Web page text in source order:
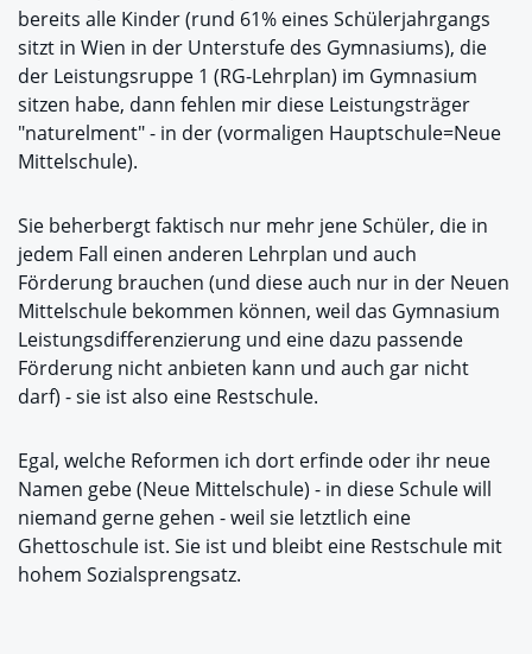
bereits alle Kinder (rund 61% eines Schülerjahrgangs
sitzt in Wien in der Unterstufe des Gymnasiums), die
der Leistungsruppe 1 (RG-Lehrplan) im Gymnasium
sitzen habe, dann fehlen mir diese Leistungsträger
"naturelment" - in der (vormaligen Hauptschule=Neue
Mittelschule).
Sie beherbergt faktisch nur mehr jene Schüler, die in
jedem Fall einen anderen Lehrplan und auch
Förderung brauchen (und diese auch nur in der Neuen
Mittelschule bekommen können, weil das Gymnasium
Leistungsdifferenzierung und eine dazu passende
Förderung nicht anbieten kann und auch gar nicht
darf) - sie ist also eine Restschule.
Egal, welche Reformen ich dort erfinde oder ihr neue
Namen gebe (Neue Mittelschule) - in diese Schule will
niemand gerne gehen - weil sie letztlich eine
Ghettoschule ist. Sie ist und bleibt eine Restschule mit
hohem Sozialsprengsatz.